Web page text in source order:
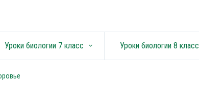
Уроки биологии 7 класс keyboard_arrow_down Уроки биологии 8 класс